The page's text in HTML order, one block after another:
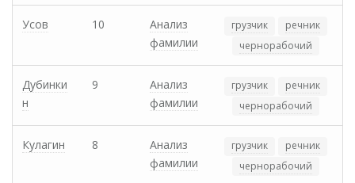
Усов 10
Анализ
фамилии
грузчик
речник
чернорабочий
Дубинки
н
9
Анализ
фамилии
грузчик
речник
чернорабочий
Кулагин 8
Анализ
фамилии
грузчик
речник
чернорабочий